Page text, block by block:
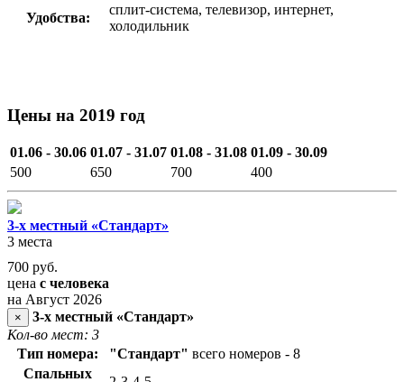
Удобства:
сплит-система, телевизор, интернет,
холодильник
Цены на 2019 год
01.06 - 30.06 01.07 - 31.07 01.08 - 31.08 01.09 - 30.09
500
650 700 400
3-х местный «Стандарт»
3 места
700 руб.
цена с человека
на Август 2026
×
3-х местный «Стандарт»
Кол-во мест: 3
Тип номера:
"Стандарт" всего номеров - 8
Спальных